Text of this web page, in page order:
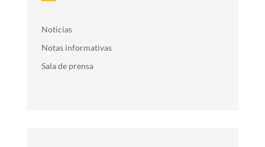
Noticias
Notas informativas
Sala de prensa